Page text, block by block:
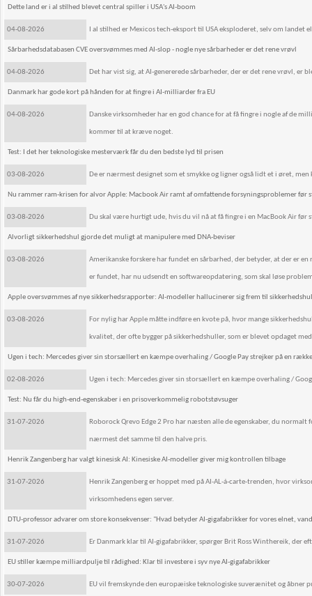
Dette land er i al stilhed blevet central spiller i USA's AI-boom
04-08-2026 I al stilhed er Mexicos tech-eksport til USA eksploderet, selv om
Sårbarhedsdatabasen CVE oversvømmes med AI-slop - nogle nye sårbarheder er det rene vrøvl
04-08-2026 Det har vist sig, at AI-genererede sårbarheder, der er det rene vrøvl, er
Danmark har gode kort på hånden for at fingre i AI-milliarder fra EU
04-08-2026 Danske virksomheder har en god chance for at få fingre i nogle af de
kommer til at kræve noget.
Test: I det her teknologiske mesterværk får du den bedste lyd til prisen
03-08-2026 De er nærmest designet som et smykke og ligner også lidt et i øret,
Nu rammer ram-krisen for alvor Apple: Macbook Air ramt af omfattende forsyningsproblemer før
03-08-2026 Du skal være hurtigt ude, hvis du vil nå at få fingre i en MacBook Air
Alvorligt sikkerhedshul gjorde det muligt at manipulere med DNA-beviser
03-08-2026 Amerikanske forskere har fundet en sårbarhed, der betyder, at der er
er fundet, har nu udsendt en softwareopdatering, som skal løse
Apple oversvømmes af nye sikkerhedsrapporter: AI-modeller hallucinerer sig frem til
03-08-2026 For nylig har Apple måtte indføre en kvote på, hvor mange
kvalitet, der ofte bygger på sikkerhedshuller, som er blevet opdaget
Ugen i tech: Mercedes giver sin storsællert en kæmpe overhaling / Google Pay strejker på en
02-08-2026 Ugen i tech: Mercedes giver sin storsællert en kæmpe overhaling /
Test: Nu får du high-end-egenskaber i en prisoverkommelig robotstøvsuger
31-07-2026 Roborock Qrevo Edge 2 Pro har næsten alle de egenskaber, du
nærmest det samme til den halve pris.
Henrik Zangenberg har valgt kinesisk AI: Kinesiske AI-modeller giver mig kontrollen tilbage
31-07-2026 Henrik Zangenberg er hoppet med på AI-AL-á-carte-trenden, hvor
virksomhedens egen server.
DTU-professor advarer om store konsekvenser: "Hvad betyder AI-gigafabrikker for vores elnet,
31-07-2026 Er Danmark klar til AI-gigafabrikker, spørger Brit Ross Winthereik, der
EU stiller kæmpe milliardpulje til rådighed: Klar til investere i syv nye AI-gigafabrikker
30-07-2026 EU vil fremskynde den europæiske teknologiske suverænitet og åbner